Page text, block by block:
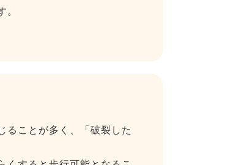
。
ることが多く、「破裂した